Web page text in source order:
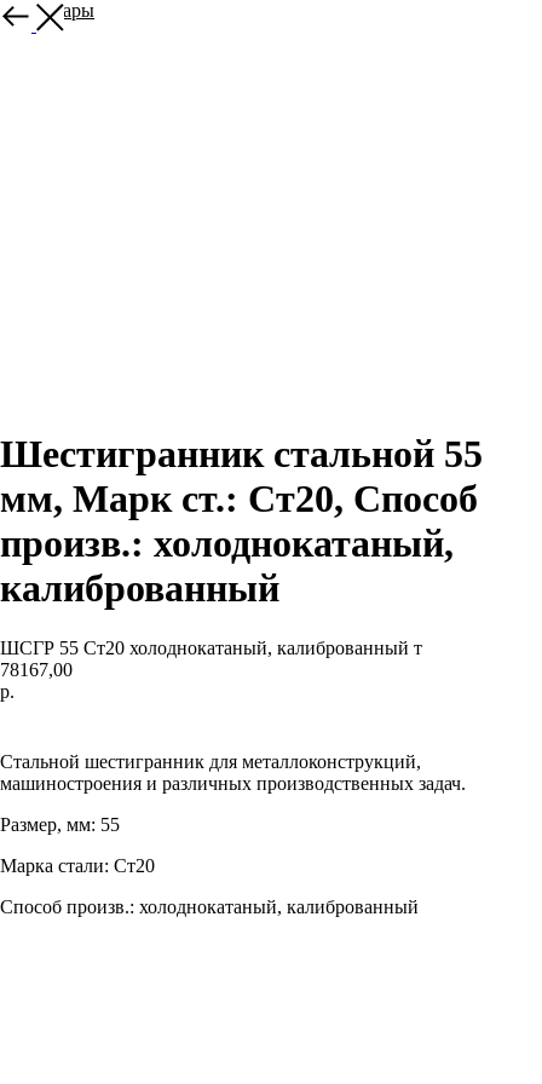
Все товары
Шестигранник стальной 55
мм, Марк ст.: Ст20, Способ
произв.: холоднокатаный,
калиброванный
ШСГР 55 Ст20 холоднокатаный, калиброванный т
78167,00
р.
Стальной шестигранник для металлоконструкций,
машиностроения и различных производственных задач.
Размер, мм: 55
Марка стали: Ст20
Способ произв.: холоднокатаный, калиброванный